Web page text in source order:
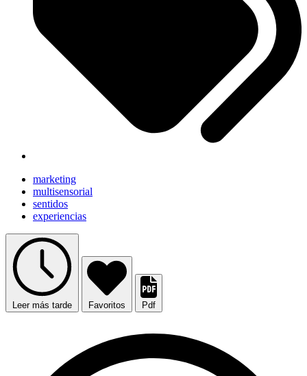
marketing
multisensorial
sentidos
experiencias
Leer más tarde Favoritos Pdf